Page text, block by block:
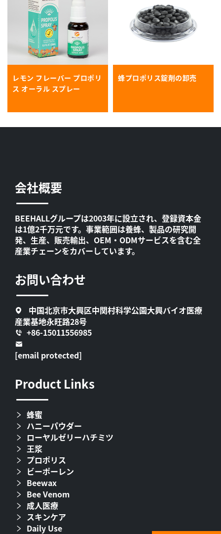
レモン フレーバー プロポリ
ス オーラル スプレー
蜂プロポリス錠剤の卸売
会社概要
BEEHALLグループは2003年に設立され、登録資本金
は1億2千万元です。事業範囲は養蜂、製品の研究開
発、生産、販売輸出、OEM・ODMサービスを含む全
産業チェーンをカバーしています。
お問い合わせ
中国北京市大興区中関村科学公園大興バイオ医療
産業基地永旺路28号
+86-15011556985
[email protected]
Product Links
蜂蜜
ハニーパウダー
ローヤルゼリーハチミツ
王浆
プロポリス
ビーポーレン
Beewax
Bee Venom
成人医療
スキンケア
Daily Use